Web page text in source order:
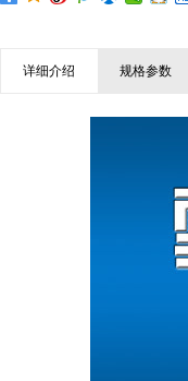
详细介绍 规格参数